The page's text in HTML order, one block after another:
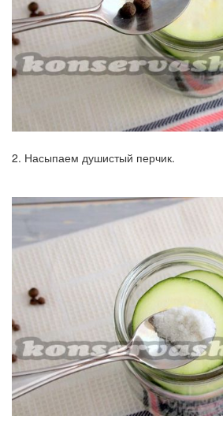
2. Насыпаем душистый перчик.